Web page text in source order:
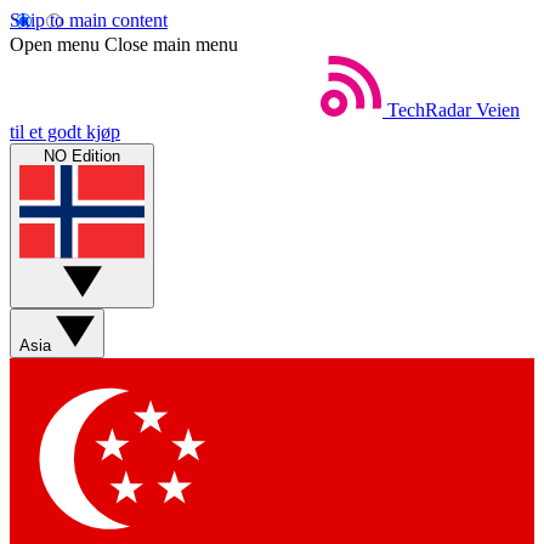
Skip to main content
Open menu Close main menu
TechRadar Veien
til et godt kjøp
NO Edition
Asia